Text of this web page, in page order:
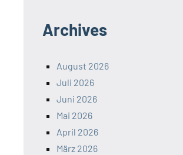
Archives
August 2026
Juli 2026
Juni 2026
Mai 2026
April 2026
März 2026